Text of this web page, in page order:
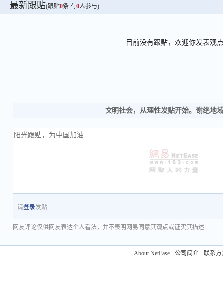
最新跟贴(跟贴0条 有0人参与)
目前没有跟贴，欢迎你发表观点
文明社会，从理性发贴开始。谢绝地
请登录发贴
网友评论仅供网友表达个人看法，并不表明网易同意其观点或证实其描述
About NetEase - 公司简介 - 联系方